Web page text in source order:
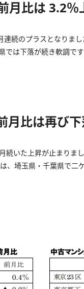
比は 3.2％
続のプラスとなりま
は下落が続き軟調で
比は再び下
いた上昇が止まり
埼玉県・千葉県で二